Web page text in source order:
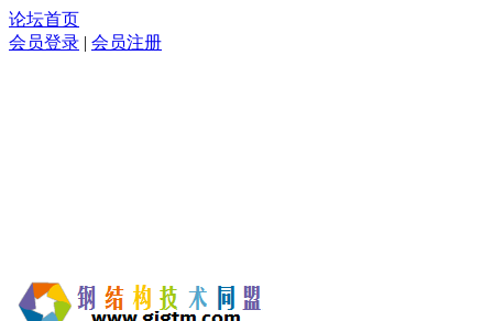
论坛首页
会员登录 | 会员注册